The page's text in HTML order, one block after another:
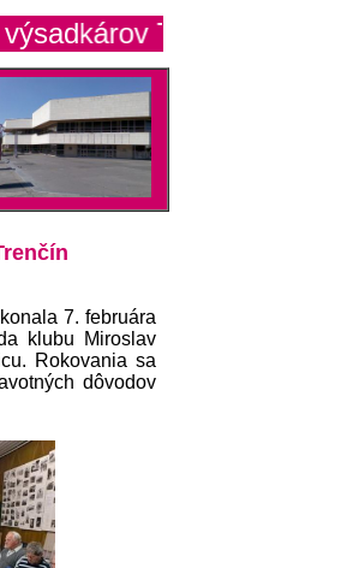
Trenčín
7. februára
klubu Miroslav
Rokovania sa
dôvodov